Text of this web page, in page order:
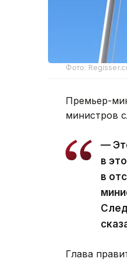
Фото:
Премьер-
министров
—
в
в
Глава